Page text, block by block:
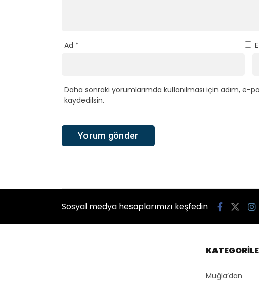
Ad *
Daha sonraki yorumlarımda kullanılması için adım, e-
kaydedilsin.
Sosyal medya hesaplarımızı keşfedin
Muğla’dan